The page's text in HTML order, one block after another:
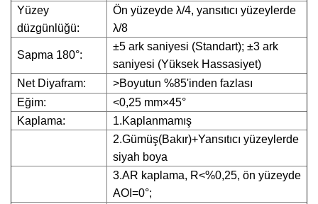
Yüzey
düzgünlüğü:
Ön yüzeyde λ/4, yansıtıcı yüzeylerde
λ/8
Sapma 180°:
±5 ark saniyesi (Standart); ±3 ark
saniyesi (Yüksek Hassasiyet)
Net Diyafram:
>Boyutun %85'inden fazlası
Eğim:
<0,25 mm×45°
Kaplama:
1.Kaplanmamış
2.Gümüş(Bakır)+Yansıtıcı yüzeylerde
siyah boya
3.AR kaplama, R<%0,25, ön yüzeyde
AOI=0°;